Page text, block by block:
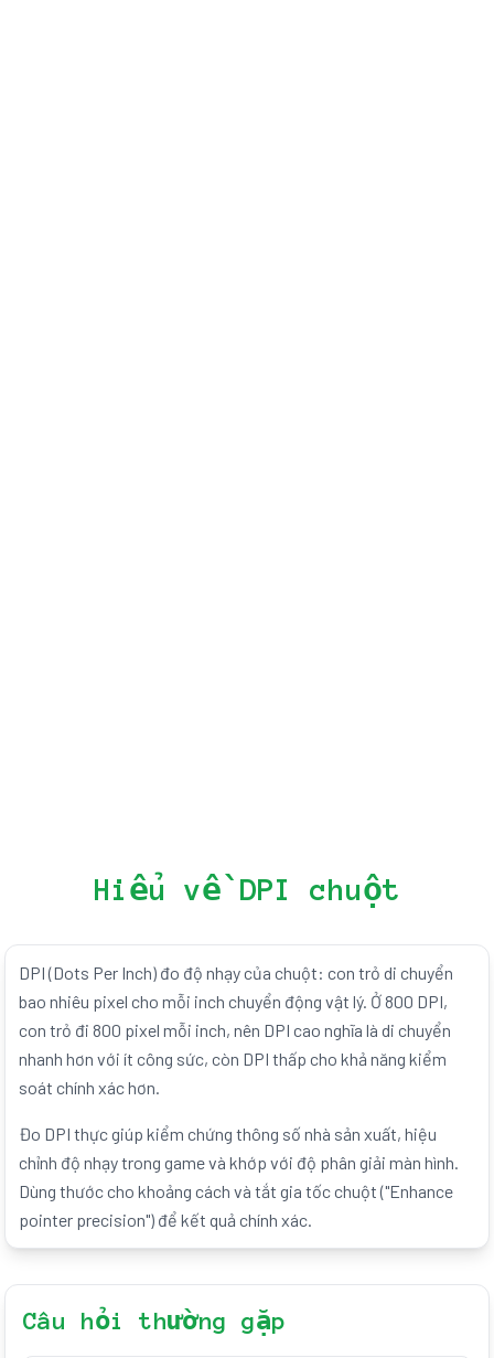
Hiểu về DPI chuột
DPI (Dots Per Inch) đo độ nhạy của chuột: con trỏ di chuyển
bao nhiêu pixel cho mỗi inch chuyển động vật lý. Ở 800 DPI,
con trỏ đi 800 pixel mỗi inch, nên DPI cao nghĩa là di chuyển
nhanh hơn với ít công sức, còn DPI thấp cho khả năng kiểm
soát chính xác hơn.
Đo DPI thực giúp kiểm chứng thông số nhà sản xuất, hiệu
chỉnh độ nhạy trong game và khớp với độ phân giải màn hình.
Dùng thước cho khoảng cách và tắt gia tốc chuột ("Enhance
pointer precision") để kết quả chính xác.
Câu hỏi thường gặp